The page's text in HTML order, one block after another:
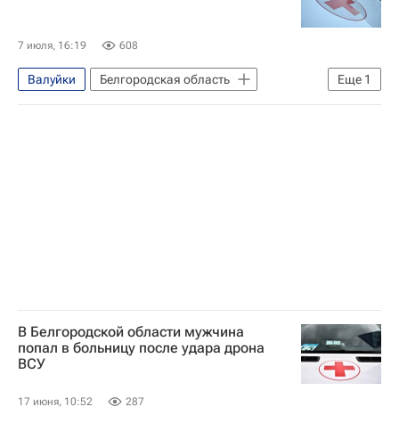
Красный Октябрь (Донецкая область)
7 июля, 16:19 608
Еще 1
Валуйки
Белгородская область
Происшествия
В Белгородской области мужчина
попал в больницу после удара дрона
ВСУ
17 июня, 10:52 287